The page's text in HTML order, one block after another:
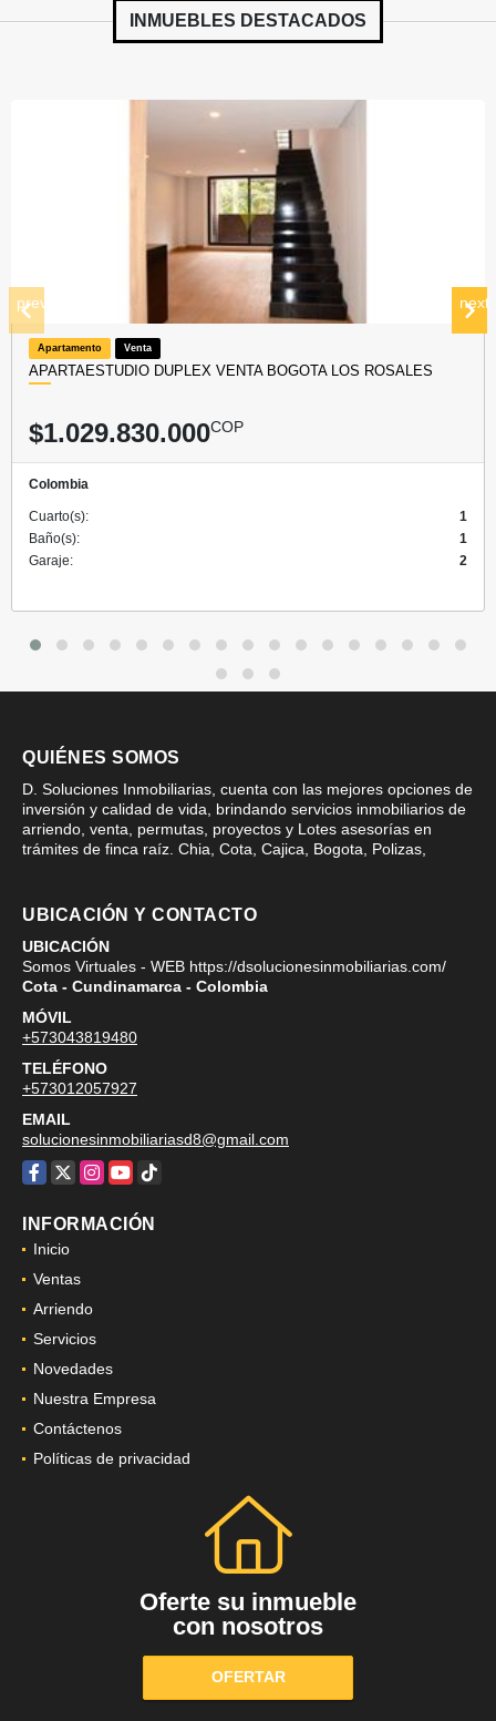
INMUEBLES DESTACADOS
Apartamento Venta
APARTAESTUDIO DUPLEX VENTA BOGOTA LOS ROSALES
$1.029.830.000COP
Colombia
Cuarto(s):
1
Baño(s):
1
Garaje:
2
prev next
QUIÉNES SOMOS
D. Soluciones Inmobiliarias, cuenta con las mejores opciones de
inversión y calidad de vida, brindando servicios inmobiliarios de
arriendo, venta, permutas, proyectos y Lotes asesorías en
trámites de finca raíz. Chia, Cota, Cajica, Bogota, Polizas,
UBICACIÓN Y CONTACTO
UBICACIÓN
Somos Virtuales - WEB https://dsolucionesinmobiliarias.com/
Cota - Cundinamarca - Colombia
MÓVIL
+573043819480
TELÉFONO
+573012057927
EMAIL
solucionesinmobiliariasd8@gmail.com
Facebook
X Instagram
YouTube
TikTok
INFORMACIÓN
Inicio
Ventas
Arriendo
Servicios
Novedades
Nuestra Empresa
Contáctenos
Políticas de privacidad
Oferte su inmueble
con nosotros
OFERTAR